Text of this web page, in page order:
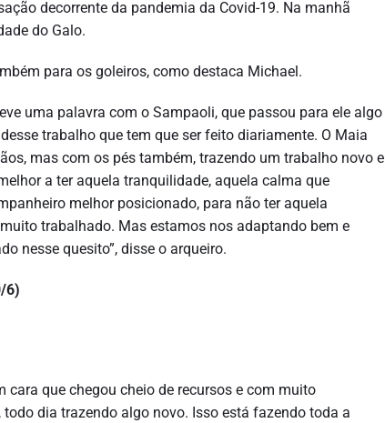
decorrente da pandemia da Covid-19. Na manhã
do Galo.
para os goleiros, como destaca Michael.
uma palavra com o Sampaoli, que passou para ele algo
trabalho que tem que ser feito diariamente. O Maia
mas com os pés também, trazendo um trabalho novo e
a ter aquela tranquilidade, aquela calma que
melhor posicionado, para não ter aquela
trabalhado. Mas estamos nos adaptando bem e
nesse quesito”, disse o arqueiro.
6)
cara que chegou cheio de recursos e com muito
dia trazendo algo novo. Isso está fazendo toda a